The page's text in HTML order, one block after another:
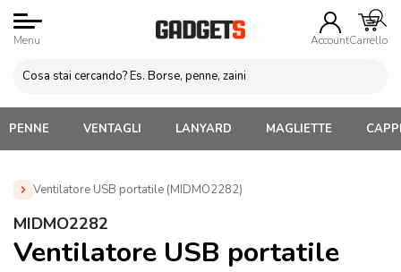
Menu AccountCarrello
PENNE VENTAGLI LANYARD MAGLIETTE
Ventilatore USB portatile (MIDMO2282)
Home » Gadget Tecnologici Personalizzati
(MIDMO2282)
MIDMO2282
Ventilatore USB portatile